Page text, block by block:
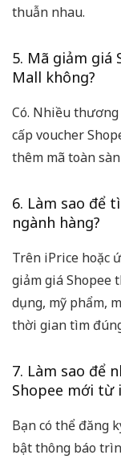
thuẫn nhau.
5. Mã giảm giá
Mall không?
Có. Nhiều
cấp voucher
thêm mã toàn
6. Làm sao để
ngành hàng?
Trên iPrice hoặc
giảm giá Shopee
dụng, mỹ phẩm,
thời gian tìm
7. Làm sao để
Shopee mới từ
Bạn có thể đăng
bật thông báo